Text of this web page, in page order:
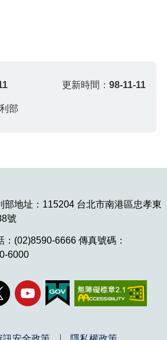
更新時間： 98-11-11
部
部地址：115204 台北市南港區忠孝東
號
：(02)8590-6666 傳真號碼：
6000